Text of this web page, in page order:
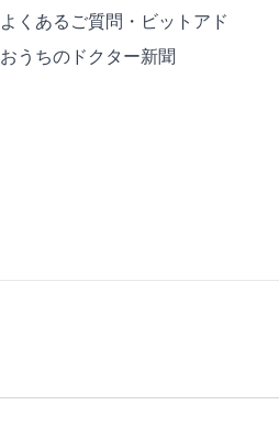
よくあるご質問・ビットアド
おうちのドクター新聞